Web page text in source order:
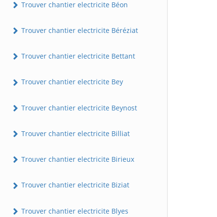
Trouver chantier electricite Béon
Trouver chantier electricite Béréziat
Trouver chantier electricite Bettant
Trouver chantier electricite Bey
Trouver chantier electricite Beynost
Trouver chantier electricite Billiat
Trouver chantier electricite Birieux
Trouver chantier electricite Biziat
Trouver chantier electricite Blyes